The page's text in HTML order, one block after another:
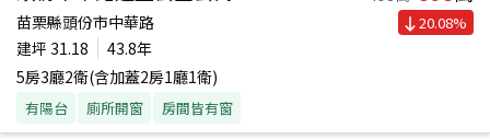
苗栗縣頭份市中華路
建坪 31.18
43.8年
5房3廳2衛(含加蓋2房1廳1衛)
有陽台 廁所開窗 房間皆有窗
20.08%